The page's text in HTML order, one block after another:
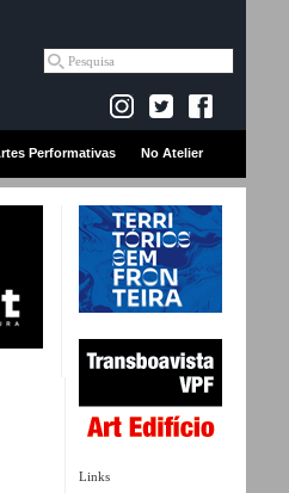
Performativas No Atelier
Links